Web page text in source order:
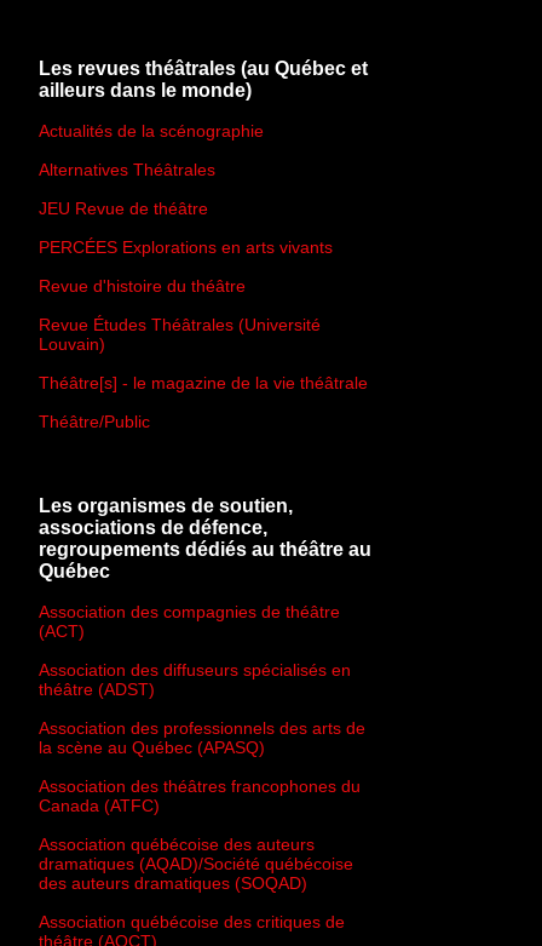
Les revues théâtrales (au Québec et
ailleurs dans le monde)
Actualités de la scénographie
Alternatives Théâtrales
JEU Revue de théâtre
PERCÉES Explorations en arts vivants
Revue d'histoire du théâtre
Revue Études Théâtrales (Université
Louvain)
Théâtre[s] - le magazine de la vie théâtrale
Théâtre/Public
Les organismes de soutien,
associations de défence,
regroupements dédiés au théâtre au
Québec
Association des compagnies de théâtre
(ACT)
Association des diffuseurs spécialisés en
théâtre (ADST)
Association des professionnels des arts de
la scène au Québec (APASQ)
Association des théâtres francophones du
Canada (ATFC)
Association québécoise des auteurs
dramatiques (AQAD)/Société québécoise
des auteurs dramatiques (SOQAD)
Association québécoise des critiques de
théâtre (AQCT)